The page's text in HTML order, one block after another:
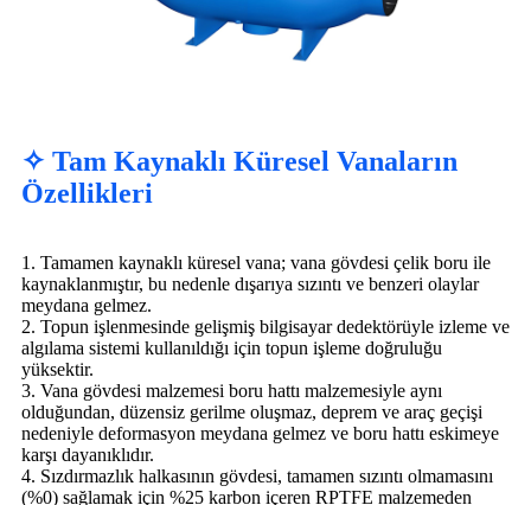
✧ Tam Kaynaklı Küresel Vanaların
Özellikleri
1. Tamamen kaynaklı küresel vana; vana gövdesi çelik boru ile
kaynaklanmıştır, bu nedenle dışarıya sızıntı ve benzeri olaylar
meydana gelmez.
2. Topun işlenmesinde gelişmiş bilgisayar dedektörüyle izleme ve
algılama sistemi kullanıldığı için topun işleme doğruluğu
yüksektir.
3. Vana gövdesi malzemesi boru hattı malzemesiyle aynı
olduğundan, düzensiz gerilme oluşmaz, deprem ve araç geçişi
nedeniyle deformasyon meydana gelmez ve boru hattı eskimeye
karşı dayanıklıdır.
4. Sızdırmazlık halkasının gövdesi, tamamen sızıntı olmamasını
(%0) sağlamak için %25 karbon içeren RPTFE malzemeden